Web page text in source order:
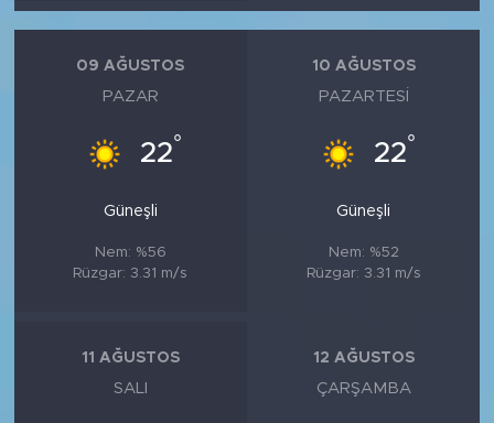
09 AĞUSTOS
PAZAR
22°
Güneşli
Nem: %56
Rüzgar: 3.31 m/s
10 AĞUSTOS
PAZARTESI
22°
Güneşli
Nem: %52
Rüzgar: 3.31 m/s
11 AĞUSTOS
SALI
12 AĞUSTOS
ÇARŞAMBA